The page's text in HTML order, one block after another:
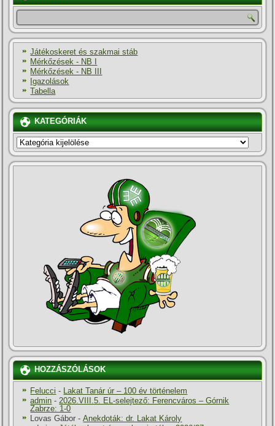
Játékoskeret és szakmai stáb
Mérkőzések - NB I
Mérkőzések - NB III
Igazolások
Tabella
KATEGÓRIÁK
KATEGÓRIÁK
HOZZÁSZÓLÁSOK
Felucci -
Lakat Tanár úr – 100 év történelem
admin - 2026.VIII.5. EL-selejtező: Ferencváros – Górnik
Zabrze: 1-0
Lovas Gábor -Anekdoták: dr. Lakat Károly